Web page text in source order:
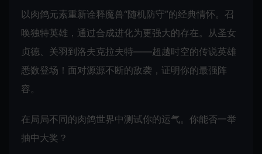
以肉鸽元素重新诠释魔兽“随机防守”的经典情怀。召
唤独特英雄，通过合成进化为更强大的存在。从圣女
贞德、关羽到洛夫克拉夫特——超越时空的传说英雄
悉数登场！面对源源不断的敌袭，证明你的最强阵
容。
在局局不同的肉鸽世界中测试你的运气。你能否一举
抽中大奖？